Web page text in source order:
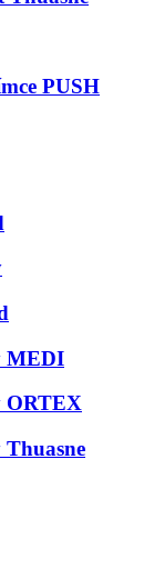
PUSH
MEDI
ORTEX
Thuasne